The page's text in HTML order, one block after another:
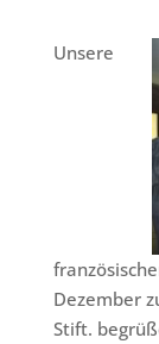
Unsere
Dezember
Stift.